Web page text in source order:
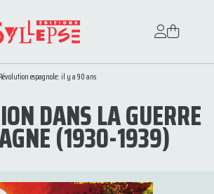
Révolution espagnole: il y a 90 ans
DANS LA GUERRE
(1930-1939)